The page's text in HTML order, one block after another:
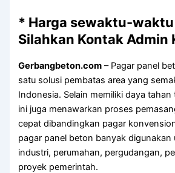
* Harga sewaktu-
Silahkan Kontak Admin
Gerbangbeton.com – Pagar panel
satu solusi pembatas area yang
Indonesia. Selain memiliki daya
ini juga menawarkan proses
cepat dibandingkan pagar
pagar panel beton banyak digunakan
industri, perumahan, pergudangan,
proyek pemerintah.